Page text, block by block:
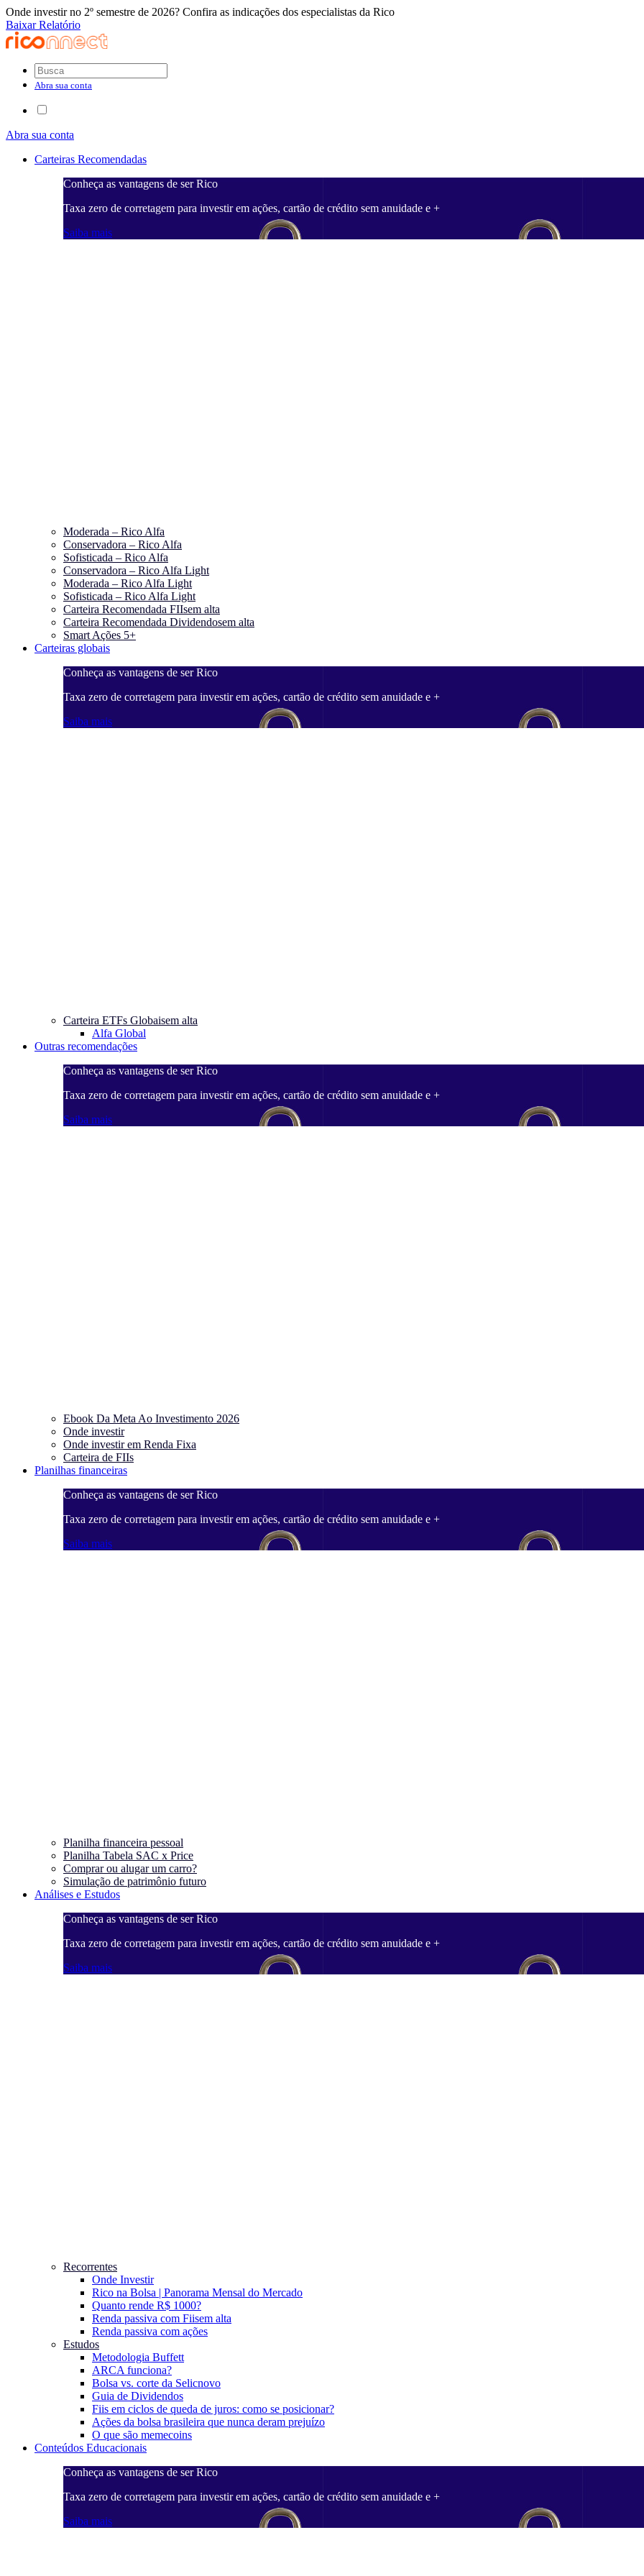
Onde investir no 2º semestre de 2026? Confira as indicações dos especialistas da Rico
Baixar Relatório
Abra sua conta
Abra sua conta
Carteiras Recomendadas
Conheça as vantagens de ser Rico
Taxa zero de corretagem para investir em ações, cartão de crédito sem anuidade e +
Saiba mais
Moderada – Rico Alfa
Conservadora – Rico Alfa
Sofisticada – Rico Alfa
Conservadora – Rico Alfa Light
Moderada – Rico Alfa Light
Sofisticada – Rico Alfa Light
Carteira Recomendada FIIsem alta
Carteira Recomendada Dividendosem alta
Smart Ações 5+
Carteiras globais
Conheça as vantagens de ser Rico
Taxa zero de corretagem para investir em ações, cartão de crédito sem anuidade e +
Saiba mais
Carteira ETFs Globaisem alta
Alfa Global
Outras recomendações
Conheça as vantagens de ser Rico
Taxa zero de corretagem para investir em ações, cartão de crédito sem anuidade e +
Saiba mais
Ebook Da Meta Ao Investimento 2026
Onde investir
Onde investir em Renda Fixa
Carteira de FIIs
Planilhas financeiras
Conheça as vantagens de ser Rico
Taxa zero de corretagem para investir em ações, cartão de crédito sem anuidade e +
Saiba mais
Planilha financeira pessoal
Planilha Tabela SAC x Price
Comprar ou alugar um carro?
Simulação de patrimônio futuro
Análises e Estudos
Conheça as vantagens de ser Rico
Taxa zero de corretagem para investir em ações, cartão de crédito sem anuidade e +
Saiba mais
Recorrentes
Onde Investir
Rico na Bolsa | Panorama Mensal do Mercado
Quanto rende R$ 1000?
Renda passiva com Fiisem alta
Renda passiva com ações
Estudos
Metodologia Buffett
ARCA funciona?
Bolsa vs. corte da Selicnovo
Guia de Dividendos
Fiis em ciclos de queda de juros: como se posicionar?
Ações da bolsa brasileira que nunca deram prejuízo
O que são memecoins
Conteúdos Educacionais
Conheça as vantagens de ser Rico
Taxa zero de corretagem para investir em ações, cartão de crédito sem anuidade e +
Saiba mais